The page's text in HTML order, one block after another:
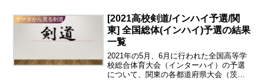
子団体および女子団体のベスト4以上を一
覧にした。結果が掲...
データから見る剣道
[2021高校剣道/インハイ予選/関
東] 全国総体(インハイ)予選の結果
一覧
2021年の5月、6月に行われた全国高等学
校総合体育大会（インターハイ）の予選
について、関東の各都道府県大会（茨